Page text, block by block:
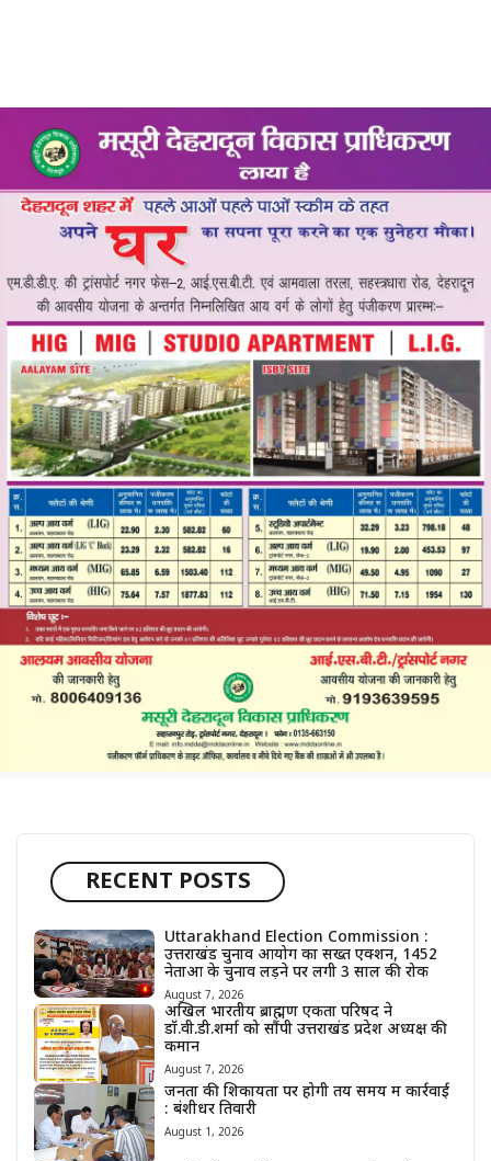
RECENT POSTS
Uttarakhand Election Commission :
उत्तराखंड चुनाव आयोग का सख्त एक्शन, 1452
नेताओं के चुनाव लड़ने पर लगी 3 साल की रोक
August 7, 2026
अखिल भारतीय ब्राह्मण एकता परिषद ने
डॉ.वी.डी.शर्मा को सौंपी उत्तराखंड प्रदेश अध्यक्ष की
कमान
August 7, 2026
जनता की शिकायतों पर होगी तय समय में कार्रवाई
: बंशीधर तिवारी
August 1, 2026